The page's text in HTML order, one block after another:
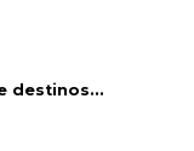
destinos...